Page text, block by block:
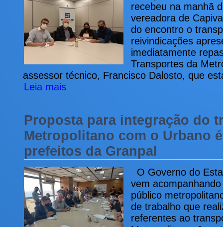
recebeu na manhã
vereadora de
do encontro o
reivindicações
imediatamente
Transportes da
assessor técnico, Francisco Dalosto, que
Leia mais
Proposta para integração do
Metropolitano com o Urbano
prefeitos da Granpal
O Governo do
vem
público
de trabalho que
referentes ao